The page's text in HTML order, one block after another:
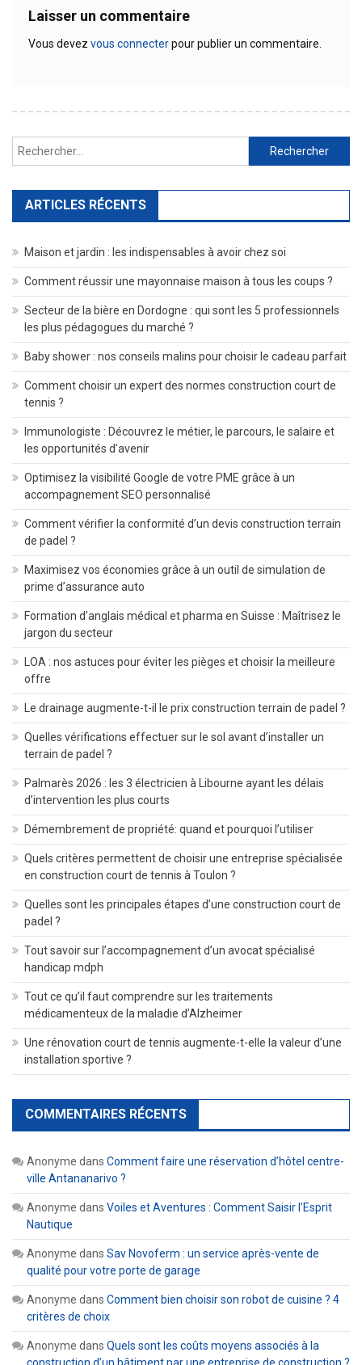
Laisser un commentaire
Vous devez vous connecterpour publier un commentaire.
Rechercher :
ARTICLES RÉCENTS
Maison et jardin : les indispensables à avoir chez soi
Comment réussir une mayonnaise maison à tous les coups ?
Secteur de la bière en Dordogne : qui sont les 5 professionnels
les plus pédagogues du marché ?
Baby shower : nos conseils malins pour choisir le cadeau parfait
Comment choisir un expert des normes construction court de
tennis ?
Immunologiste : Découvrez le métier, le parcours, le salaire et
les opportunités d’avenir
Optimisez la visibilité Google de votre PME grâce à un
accompagnement SEO personnalisé
Comment vérifier la conformité d’un devis construction terrain
de padel ?
Maximisez vos économies grâce à un outil de simulation de
prime d’assurance auto
Formation d’anglais médical et pharma en Suisse : Maîtrisez le
jargon du secteur
LOA : nos astuces pour éviter les pièges et choisir la meilleure
offre
Le drainage augmente-t-il le prix construction terrain de padel ?
Quelles vérifications effectuer sur le sol avant d’installer un
terrain de padel ?
Palmarès 2026 : les 3 électricien à Libourne ayant les délais
d’intervention les plus courts
Démembrement de propriété: quand et pourquoi l’utiliser
Quels critères permettent de choisir une entreprise spécialisée
en construction court de tennis à Toulon ?
Quelles sont les principales étapes d’une construction court de
padel ?
Tout savoir sur l’accompagnement d’un avocat spécialisé
handicap mdph
Tout ce qu’il faut comprendre sur les traitements
médicamenteux de la maladie d’Alzheimer
Une rénovation court de tennis augmente-t-elle la valeur d’une
installation sportive ?
COMMENTAIRES RÉCENTS
Anonyme dans Comment faire une réservation d’hôtel centre-
ville Antananarivo ?
Anonyme dans Voiles et Aventures : Comment Saisir l’Esprit
Nautique
Anonyme dans Sav Novoferm : un service après-vente de
qualité pour votre porte de garage
Anonyme dans Comment bien choisir son robot de cuisine ? 4
critères de choix
Anonyme dans Quels sont les coûts moyens associés à la